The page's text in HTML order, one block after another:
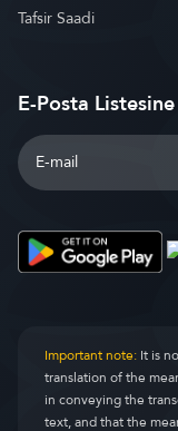
Tafsir Saadi
E-Posta
Important note:It is
translation of the
in conveying the
text, and that the